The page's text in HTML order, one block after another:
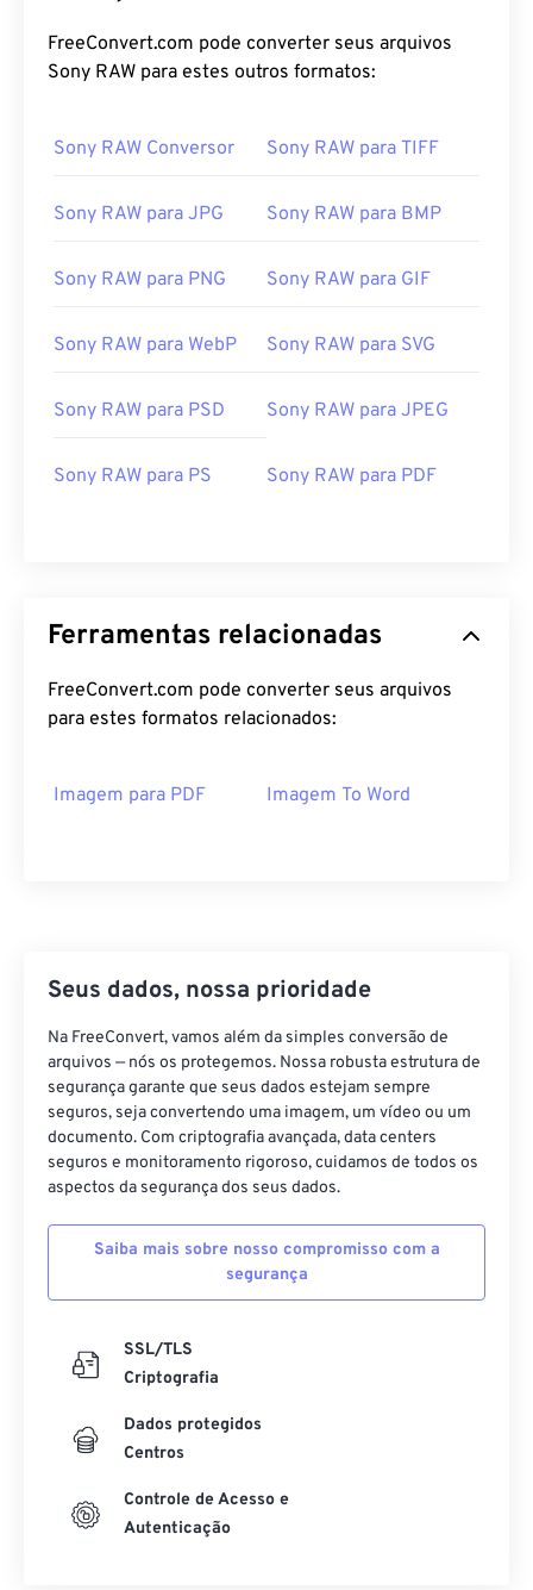
FreeConvert.com pode converter seus arquivos
Sony RAW para estes outros formatos:
Sony RAW Conversor Sony RAW para TIFF
Sony RAW para JPG Sony RAW para BMP
Sony RAW para PNG Sony RAW para GIF
Sony RAW para WebP Sony RAW para SVG
Sony RAW para PSD Sony RAW para JPEG
Sony RAW para PS Sony RAW para PDF
Ferramentas relacionadas
FreeConvert.com pode converter seus arquivos
para estes formatos relacionados:
Imagem para PDF Imagem To Word
Seus dados, nossa prioridade
Na FreeConvert, vamos além da simples conversão de
arquivos — nós os protegemos. Nossa robusta estrutura de
segurança garante que seus dados estejam sempre
seguros, seja convertendo uma imagem, um vídeo ou um
documento. Com criptografia avançada, data centers
seguros e monitoramento rigoroso, cuidamos de todos os
aspectos da segurança dos seus dados.
Saiba mais sobre nosso compromisso com a
segurança
SSL/TLS
Criptografia
Dados protegidos
Centros
Controle de Acesso e
Autenticação